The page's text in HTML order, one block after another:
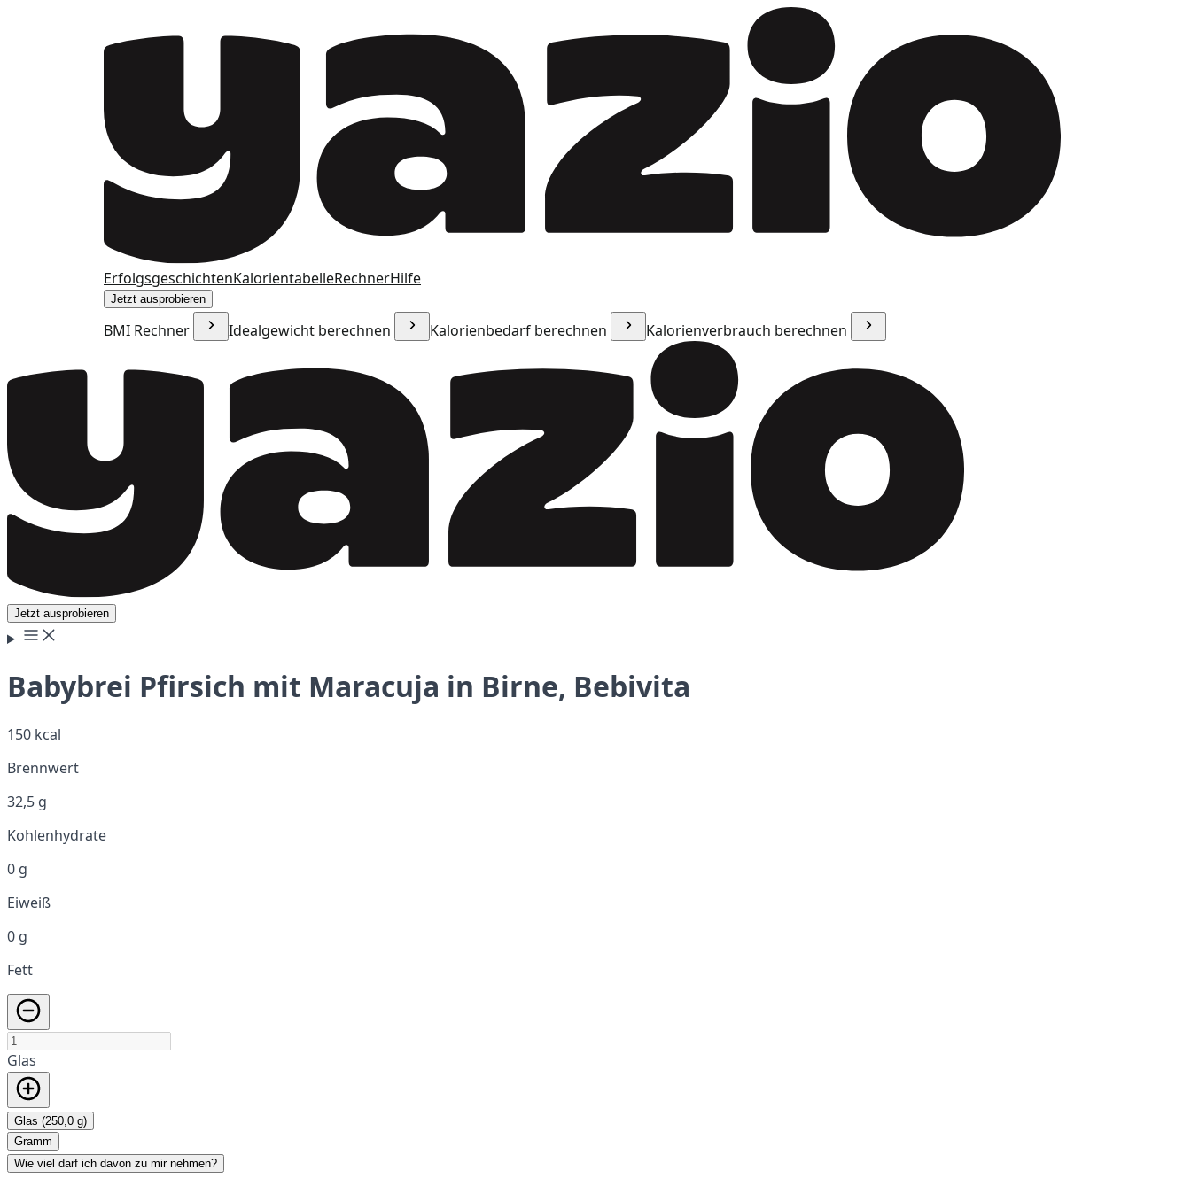
ErfolgsgeschichtenKalorientabelleRechnerHilfe
Jetzt ausprobieren
BMI Rechner Idealgewicht berechnen Kalorienbedarf berechnen Kalorienverbrauch berechnen
Jetzt ausprobieren
Babybrei Pfirsich mit Maracuja in Birne, Bebivita
150 kcal
Brennwert
32,5 g
Kohlenhydrate
0 g
Eiweiß
0 g
Fett
Glas
Glas (250,0 g)
Gramm
Wie viel darf ich davon zu mir nehmen?